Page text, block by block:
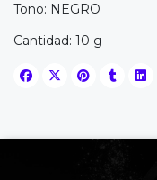
Tono: NEGRO
Cantidad: 10 g